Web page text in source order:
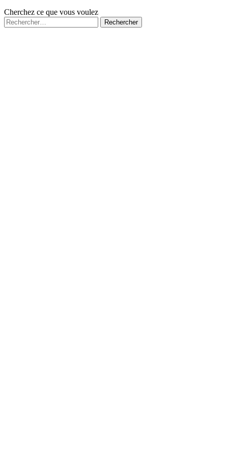
Cherchez ce que vous voulez
Rechercher :